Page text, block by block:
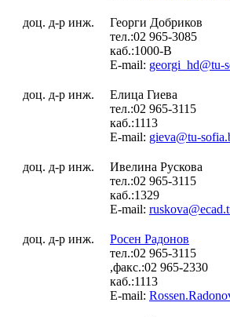
доц. д-р инж.
Георги Добриков
тел.:02 965-3085
каб.:1000-В
E-mail: georgi_hd@tu-
доц. д-р инж.
Елица Гиева
тел.:02 965-3115
каб.:1113
E-mail: gieva@tu-
доц. д-р инж.
Ивелина Рускова
тел.:02 965-3115
каб.:1329
E-mail:
доц. д-р инж.
Росен Радонов
тел.:02 965-3115
,факс.:02 965-2330
каб.:1113
E-mail: